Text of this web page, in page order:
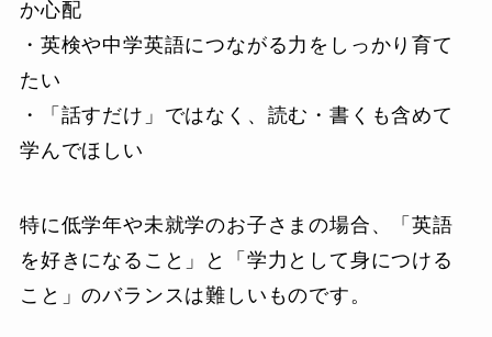
か心配
・英検や中学英語につながる力をしっかり育て
たい
・「話すだけ」ではなく、読む・書くも含めて
学んでほしい
特に低学年や未就学のお子さまの場合、「英語
を好きになること」と「学力として身につける
こと」のバランスは難しいものです。